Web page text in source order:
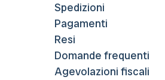
Spedizioni
Pagamenti
Resi
Domande frequenti
Agevolazioni fiscali